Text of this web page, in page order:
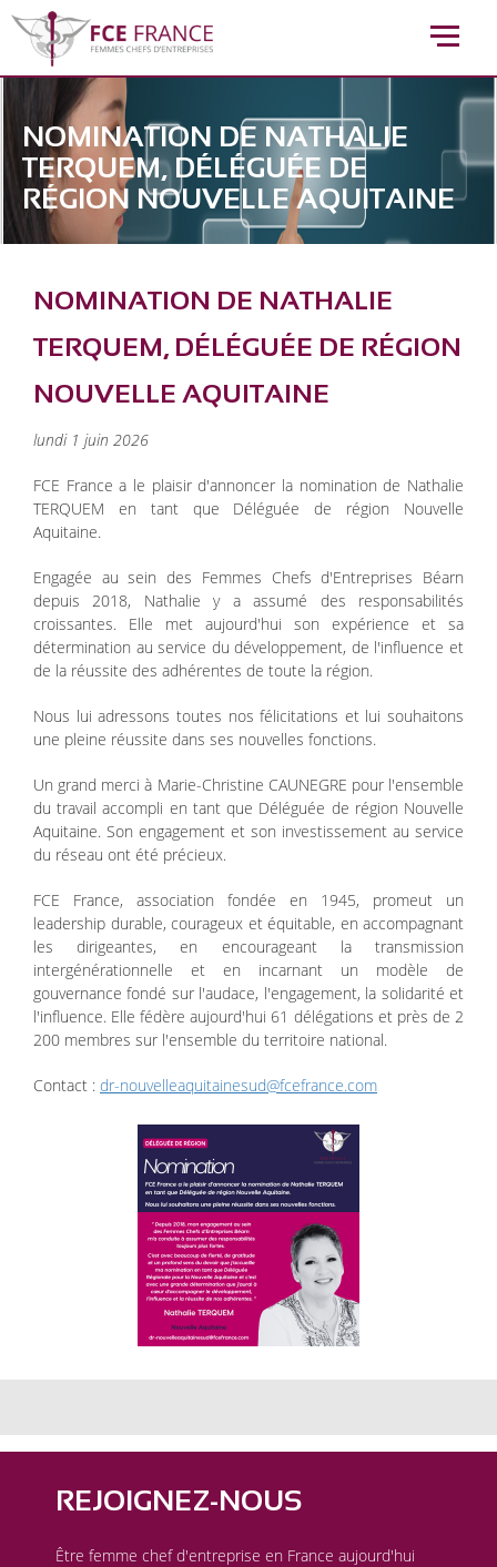
NOMINATION DE NATHALIE
TERQUEM, DÉLÉGUÉE DE
RÉGION NOUVELLE AQUITAINE
Aquitaine
NOMINATION DE NATHALIE
TERQUEM, DÉLÉGUÉE DE RÉGION
NOUVELLE AQUITAINE
lundi 1 juin 2026
FCE France a le plaisir d'annoncer la nomination de Nathalie
TERQUEM en tant que Déléguée de région Nouvelle
Aquitaine.
Engagée au sein des Femmes Chefs d'Entreprises Béarn
depuis 2018, Nathalie y a assumé des responsabilités
croissantes. Elle met aujourd'hui son expérience et sa
détermination au service du développement, de l'influence et
de la réussite des adhérentes de toute la région.
Nous lui adressons toutes nos félicitations et lui souhaitons
une pleine réussite dans ses nouvelles fonctions.
Un grand merci à Marie-Christine CAUNEGRE pour l'ensemble
du travail accompli en tant que Déléguée de région Nouvelle
Aquitaine. Son engagement et son investissement au service
du réseau ont été précieux.
FCE France, association fondée en 1945, promeut un
leadership durable, courageux et équitable, en accompagnant
les dirigeantes, en encourageant la transmission
intergénérationnelle et en incarnant un modèle de
gouvernance fondé sur l'audace, l'engagement, la solidarité et
l'influence. Elle fédère aujourd'hui 61 délégations et près de 2
200 membres sur l'ensemble du territoire national.
Contact : dr-nouvelleaquitainesud@fcefrance.com
REJOIGNEZ-NOUS
Être femme chef d'entreprise en France aujourd'hui